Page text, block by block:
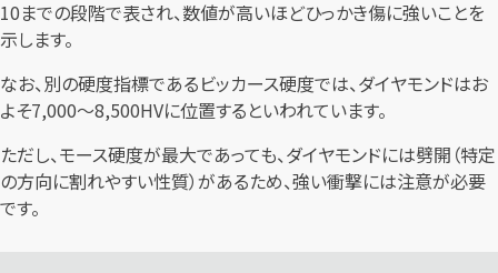
10までの段階で表され、数値が高いほどひっかき傷に強いことを
示します。
なお、別の硬度指標であるビッカース硬度では、ダイヤモンドはお
よそ7,000～8,500HVに位置するといわれています。
ただし、モース硬度が最大であっても、ダイヤモンドには劈開（特定
の方向に割れやすい性質）があるため、強い衝撃には注意が必要
です。